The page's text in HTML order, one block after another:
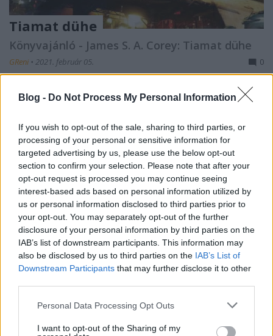
Blog - Do Not Process My Personal Information
If you wish to opt-out of the sale, sharing to third parties, or
processing of your personal or sensitive information for
targeted advertising by us, please use the below opt-out
section to confirm your selection. Please note that after your
opt-out request is processed you may continue seeing
interest-based ads based on personal information utilized by
us or personal information disclosed to third parties prior to
your opt-out. You may separately opt-out of the further
disclosure of your personal information by third parties on the
IAB’s list of downstream participants. This information may
also be disclosed by us to third parties on the IAB’s List of
Downstream Participants that may further disclose it to other
Please note that this website/app uses one or more Google
not limited to your visit or usage behaviour. You may click to
Personal Data Processing Opt Outs
I want to opt-out of the Sharing of my
Tiamat dühe
Könyvajánló - James S. A. Corey: Tiamat dühe
GReni • 2021. február 05. 0
Galaxis szerte ezerháromszáz kapu nyílt a
különböző naprendszerekbe. Ám miközben az
emberiség egy idegen civilizáció romjain építgeti ...